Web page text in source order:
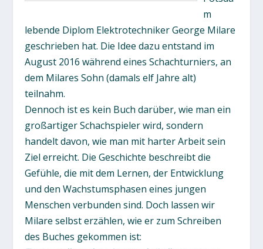
m
lebende Diplom Elektrotechniker George Milare
geschrieben hat. Die Idee dazu entstand im
August 2016 während eines Schachturniers, an
dem Milares Sohn (damals elf Jahre alt)
teilnahm.
Dennoch ist es kein Buch darüber, wie man ein
großartiger Schachspieler wird, sondern
handelt davon, wie man mit harter Arbeit sein
Ziel erreicht. Die Geschichte beschreibt die
Gefühle, die mit dem Lernen, der Entwicklung
und den Wachstumsphasen eines jungen
Menschen verbunden sind. Doch lassen wir
Milare selbst erzählen, wie er zum Schreiben
des Buches gekommen ist: